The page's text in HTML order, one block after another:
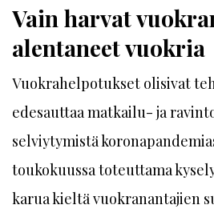
Vain harvat
alentaneet vuokria
Vuokrahelpotukset olisivat
edesauttaa matkailu- ja
selviytymistä
toukokuussa toteuttama
karua kieltä vuokranantajien